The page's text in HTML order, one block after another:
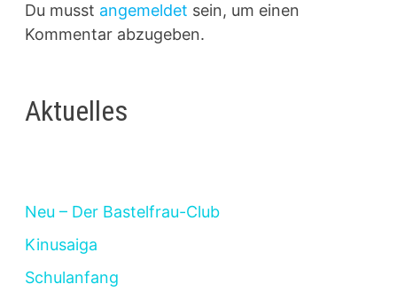
Du musst angemeldet sein, um einen
Kommentar abzugeben.
Aktuelles
Neu – Der Bastelfrau-Club
Kinusaiga
Schulanfang